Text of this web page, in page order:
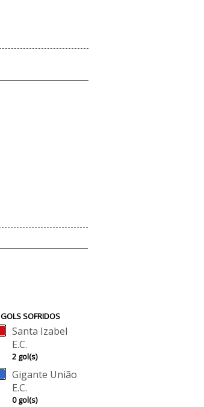
GOLS SOFRIDOS
Santa Izabel
E.C.
2 gol(s)
Gigante União
E.C.
0 gol(s)